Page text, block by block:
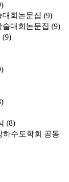
회논문집 (9)
대회논문집 (9)
(9)
(8)
하수도학회 공동